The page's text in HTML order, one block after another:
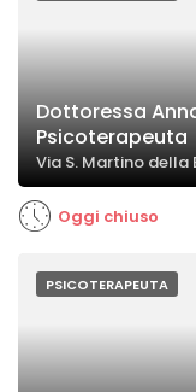
Dottoressa
Psicoterapeuta
Via S. Martino della
Oggi chiuso
PSICOTERAPEUTA